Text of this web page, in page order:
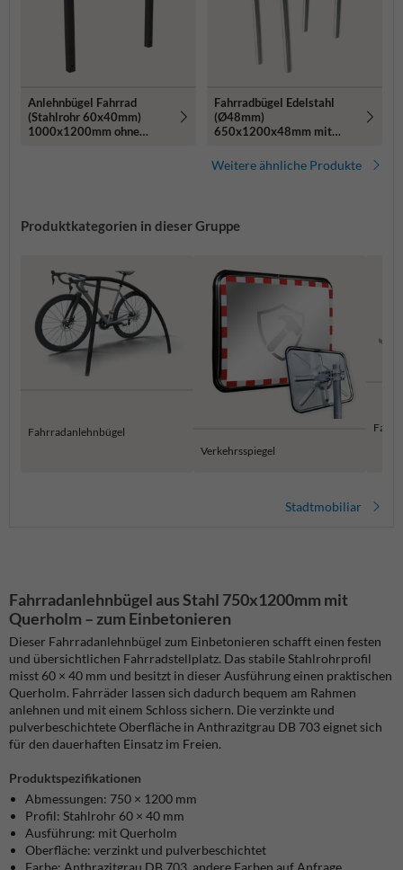
Anlehnbügel Fahrrad
(Stahlrohr 60x40mm)
1000x1200mm ohne
Fahrradbügel Edelstahl
(Ø48mm)
650x1200x48mm mit
Einbetonieren
Weitere ähnliche Produkte
Produktkategorien in dieser Gruppe
Fahrradanlehnbügel
Verkehrsspiegel
Stadtmobiliar
Fahrradanlehnbügel aus Stahl 750x1200mm mit
Querholm – zum Einbetonieren
Dieser Fahrradanlehnbügel zum Einbetonieren schafft einen festen
und übersichtlichen Fahrradstellplatz. Das stabile Stahlrohrprofil
misst 60 × 40 mm und besitzt in dieser Ausführung einen praktischen
Querholm. Fahrräder lassen sich dadurch bequem am Rahmen
anlehnen und mit einem Schloss sichern. Die verzinkte und
pulverbeschichtete Oberfläche in Anthrazitgrau DB 703 eignet sich
für den dauerhaften Einsatz im Freien.
Produktspezifikationen
Abmessungen: 750 × 1200 mm
Profil: Stahlrohr 60 × 40 mm
Ausführung: mit Querholm
Oberfläche: verzinkt und pulverbeschichtet
Farbe: Anthrazitgrau DB 703, andere Farben auf Anfrage